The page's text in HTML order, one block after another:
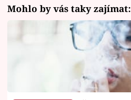
Mohlo by vás taky zajímat: